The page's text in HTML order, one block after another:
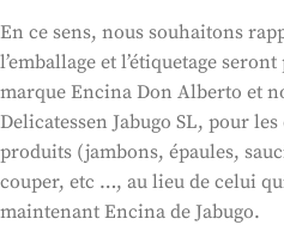
En ce sens, nous souhaitons
l’emballage et l’étiquetage
marque Encina Don Alberto et
Delicatessen Jabugo SL, pour
produits (jambons, épaules,
couper, etc …, au lieu de celui
maintenant Encina de Jabugo.